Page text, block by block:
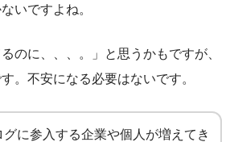
いですよね。
のに、、、。」と思うかもですが、
。不安になる必要はないです。
グに参入する企業や個人が増えてき